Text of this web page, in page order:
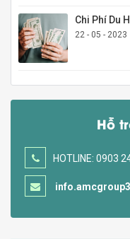
Chi Phí Du
22 - 05 - 2023
Hỗ
HOTLINE: 0903